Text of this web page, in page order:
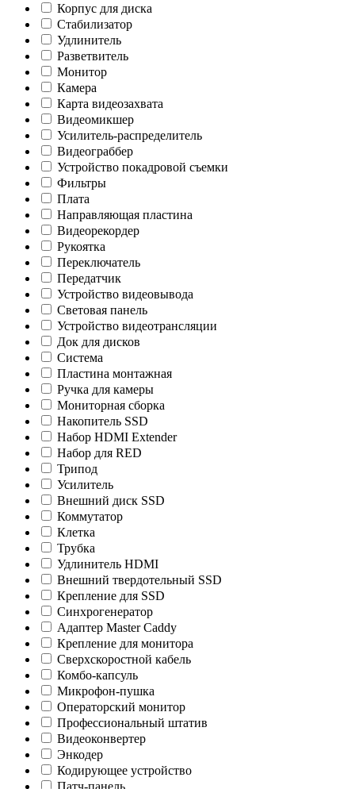
Корпус для диска
Стабилизатор
Удлинитель
Разветвитель
Монитор
Камера
Карта видеозахвата
Видеомикшер
Усилитель-распределитель
Видеограббер
Устройство покадровой съемки
Фильтры
Плата
Направляющая пластина
Видеорекордер
Рукоятка
Переключатель
Передатчик
Устройство видеовывода
Световая панель
Устройство видеотрансляции
Док для дисков
Система
Пластина монтажная
Ручка для камеры
Мониторная сборка
Накопитель SSD
Набор HDMI Extender
Набор для RED
Трипод
Усилитель
Внешний диск SSD
Коммутатор
Клетка
Трубка
Удлинитель HDMI
Внешний твердотельный SSD
Крепление для SSD
Синхрогенератор
Адаптер Master Caddy
Крепление для монитора
Сверхскоростной кабель
Комбо-капсуль
Микрофон-пушка
Операторский монитор
Профессиональный штатив
Видеоконвертер
Энкодер
Кодирующее устройство
Патч-панель